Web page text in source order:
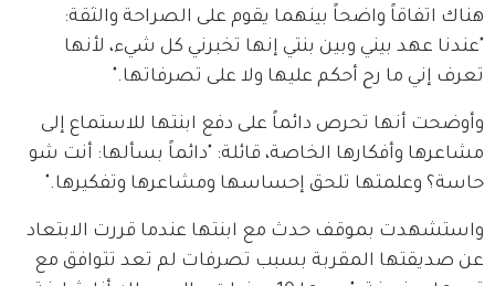
هناك اتفاقاً واضحاً بينهما يقوم على الصراحة والثقة:
"عندنا عهد بيني وبين بنتي إنها تخبرني كل شيء، لأنها
تعرف إني ما رح أحكم عليها ولا على تصرفاتها."
وأوضحت أنها تحرص دائماً على دفع ابنتها للاستماع إلى
مشاعرها وأفكارها الخاصة، قائلة: "دائماً بسألها: أنت شو
حاسة؟ وعلمتها تلحق إحساسها ومشاعرها وتفكيرها."
واستشهدت بموقف حدث مع ابنتها عندما قررت الابتعاد
عن صديقتها المقربة بسبب تصرفات لم تعد تتوافق مع